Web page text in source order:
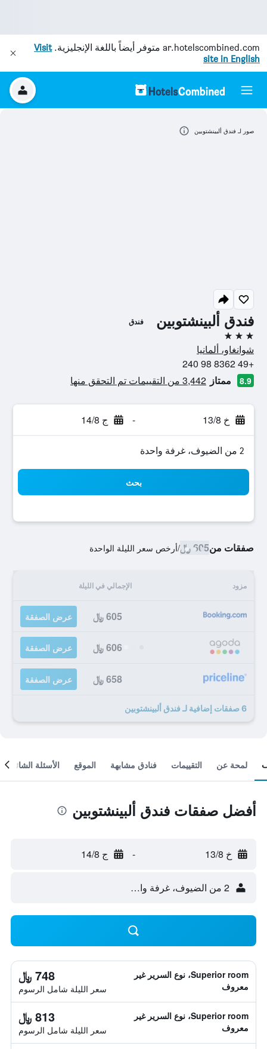
ar.hotelscombined.com متوفر أيضاً باللغة الإنجليزية.Visit
site in English
فندق ألبينشتوبين فندق
3 نجوم
شوانغاو، ألمانيا
+49 8362 98 240
8.9 ممتاز 3,442 من التقييمات تم التحقق منها
خ 13/8 - ج 14/8
2 من الضيوف، غرفة واحدة
بحث
صفقات من605 ﷼ /أرخص سعر الليلة الواحدة
مزود الإجمالي في الليلة
605 ﷼ عرض الصفقة
606 ﷼ عرض الصفقة
658 ﷼ عرض الصفقة
6 صفقات إضافية لـ فندق ألبينشتوبين
صور لـ فندق ألبينشتوبين
لمحة عن التقييمات فنادق مشابهة الموقع الأسئلة الشائعة
أفضل صفقات فندق ألبينشتوبين
خ 13/8 - ج 14/8
2 من الضيوف، غرفة واحدة
Superior room، نوع السرير غير
معروف
748 ﷼
سعر الليلة شامل الرسوم
Superior room، نوع السرير غير
معروف
813 ﷼
سعر الليلة شامل الرسوم